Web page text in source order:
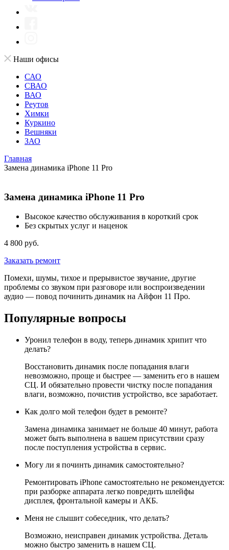
Наши офисы
САО
СВАО
ВАО
Реутов
Химки
Куркино
Вешняки
ЗАО
Главная
Замена динамика iPhone 11 Pro
Замена динамика iPhone 11 Pro
Высокое качество обслуживания в короткий срок
Без скрытых услуг и наценок
4 800 руб.
Заказать ремонт
Помехи, шумы, тихое и прерывистое звучание, другие
проблемы со звуком при разговоре или воспроизведении
аудио — повод починить динамик на Айфон 11 Про.
Популярные вопросы
Уронил телефон в воду, теперь динамик хрипит что
делать?
Восстановить динамик после попадания влаги
невозможно, проще и быстрее — заменить его в нашем
СЦ. И обязательно провести чистку после попадания
влаги, возможно, почистив устройство, все заработает.
Как долго мой телефон будет в ремонте?
Замена динамика занимает не больше 40 минут, работа
может быть выполнена в вашем присутствии сразу
после поступления устройства в сервис.
Могу ли я починть динамик самостоятельно?
Ремонтировать iPhone самостоятельно не рекомендуется:
при разборке аппарата легко повредить шлейфы
дисплея, фронтальной камеры и АКБ.
Меня не слышит собеседник, что делать?
Возможно, неисправен динамик устройства. Деталь
можно быстро заменить в нашем СЦ.